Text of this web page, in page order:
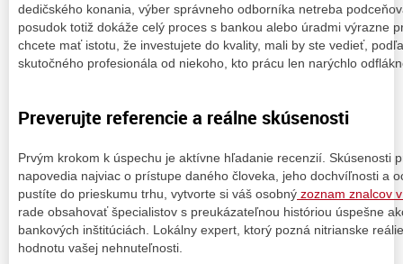
dedičského konania, výber správneho odborníka netreba
posudok totiž dokáže celý proces s bankou alebo úradmi výrazne
chcete mať istotu, že investujete do kvality, mali by ste vedieť,
skutočného profesionála od niekoho, kto prácu len narýchlo
Preverujte referencie a reálne skúsenosti
Prvým krokom k úspechu je aktívne hľadanie recenzií. Skúsenosti
napovedia najviac o prístupe daného človeka, jeho dochvíľnosti a
pustíte do prieskumu trhu, vytvorte si váš osobný zoznam znalcov
rade obsahovať špecialistov s preukázateľnou históriou úspešne
bankových inštitúciách. Lokálny expert, ktorý pozná nitrianske
hodnotu vašej nehnuteľnosti.